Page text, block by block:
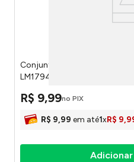
Conjunto de Espátulas
LM1794 - honeyhome
R$ 9,99no PIX
R$ 9,99 em até1xR$ 9,